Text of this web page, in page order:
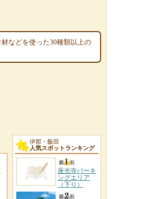
などを使った30種類以上の
伊那・飯田
人気スポットランキング
座光寺パーキ
ングエリア
（下り）